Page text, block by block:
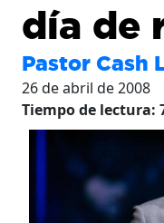
día de
Pastor Cash
26 de abril de 2008
Tiempo de lectura: